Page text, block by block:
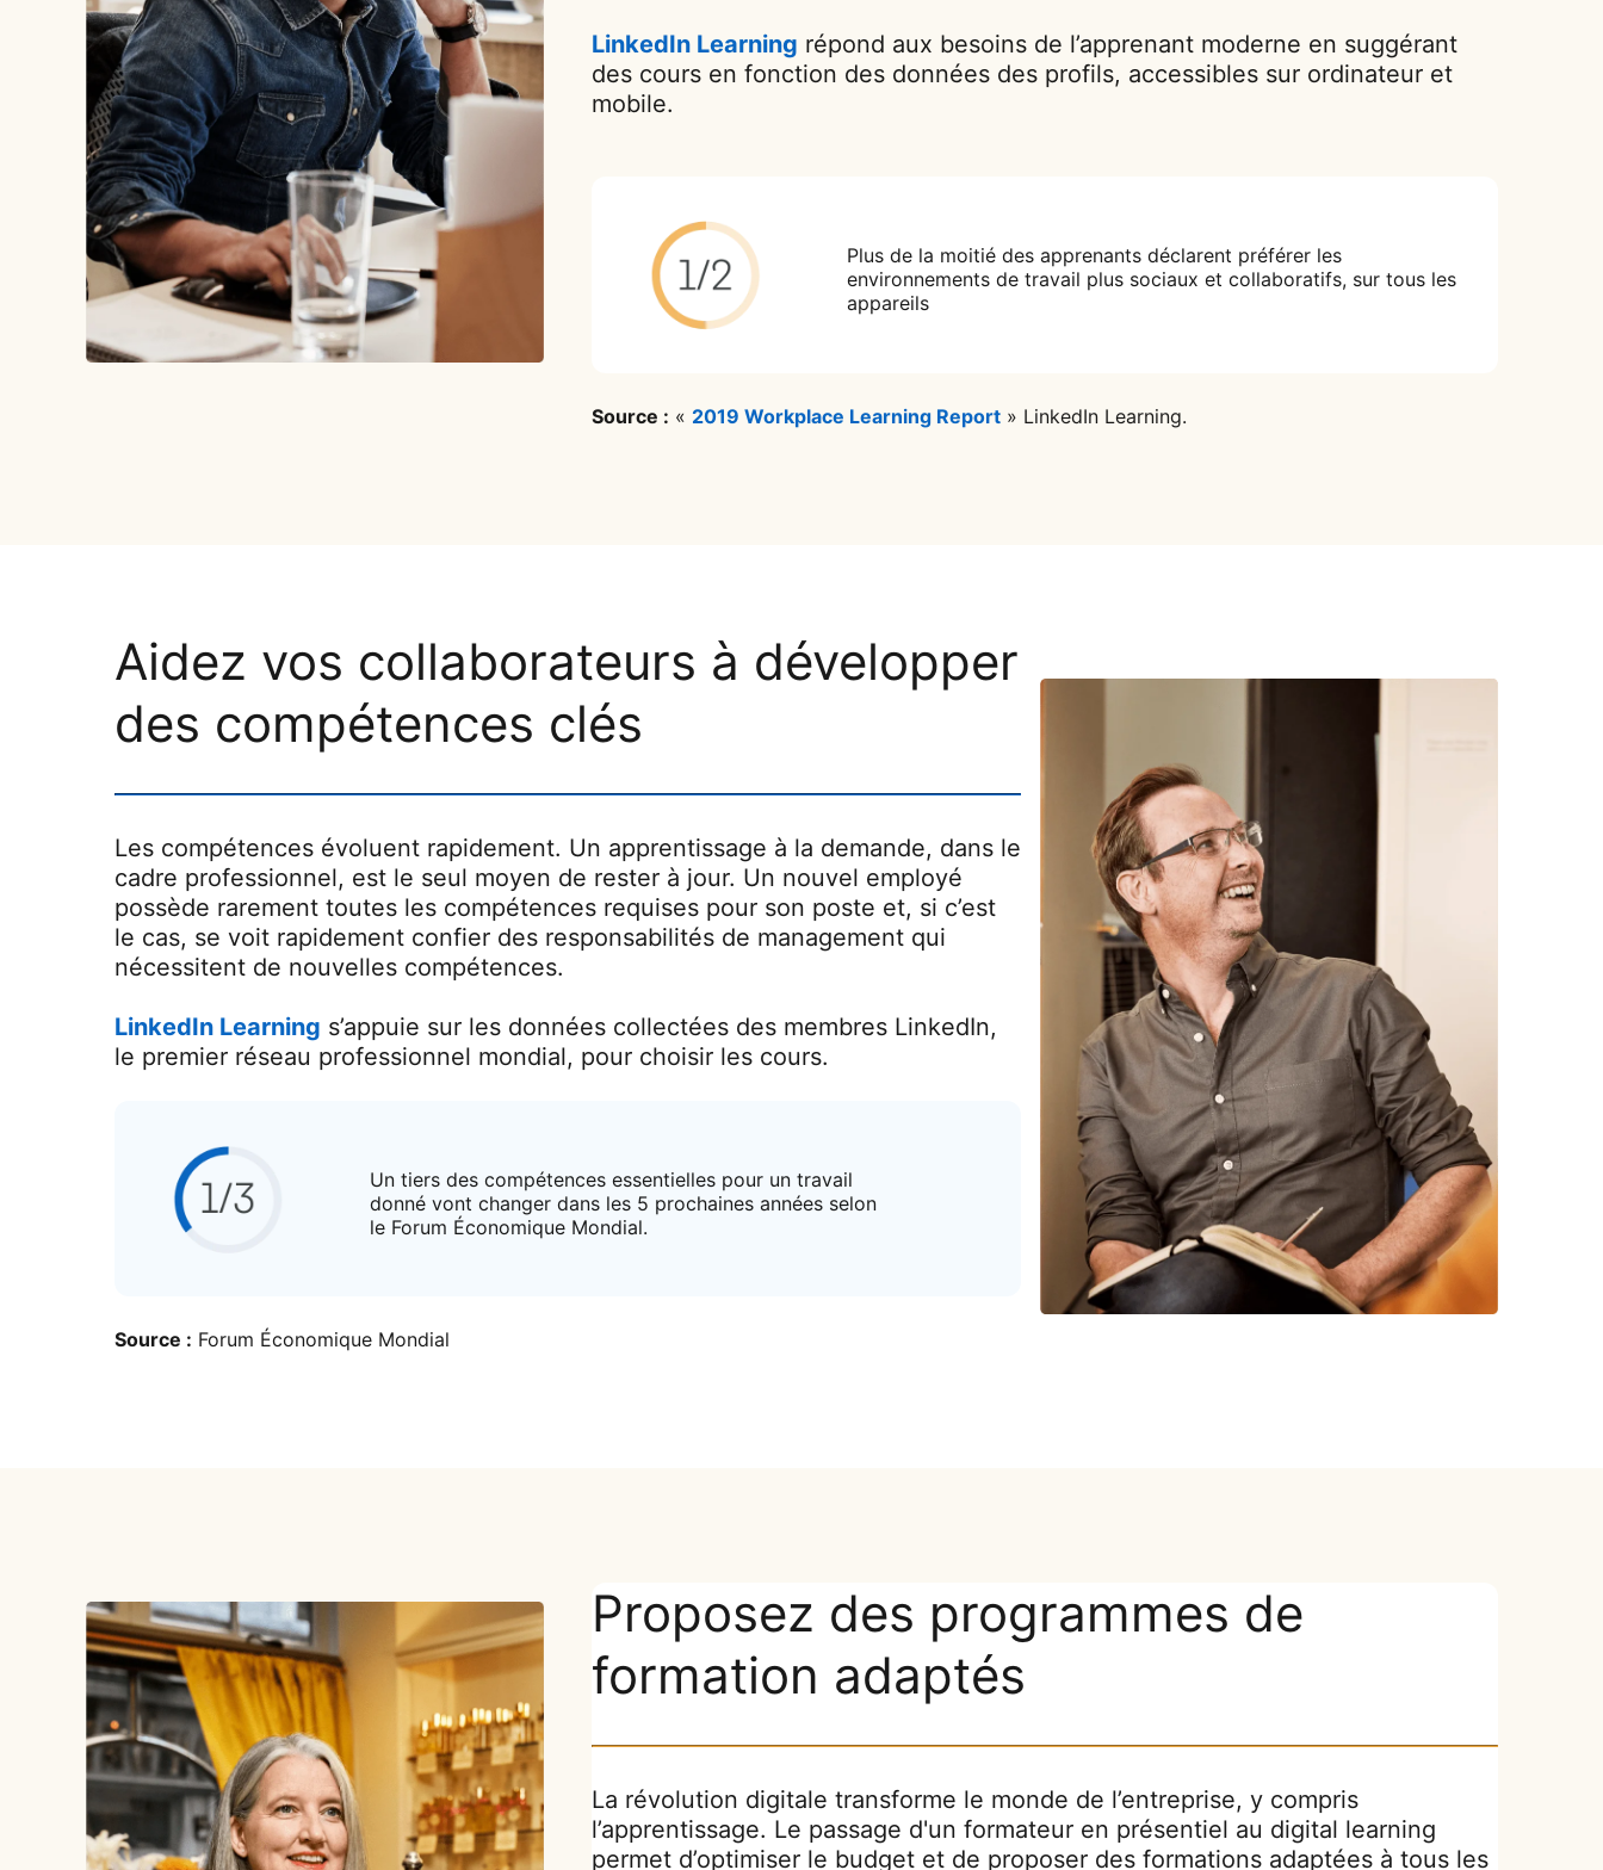
LinkedIn Learning répond aux besoins de l’apprenant moderne en suggérant
des cours en fonction des données des profils, accessibles sur ordinateur et
mobile.
Plus de la moitié des apprenants déclarent préférer les
environnements de travail plus sociaux et collaboratifs, sur tous les
appareils
Source : « 2019 Workplace Learning Report » LinkedIn Learning.
Aidez vos collaborateurs à développer
des compétences clés
Les compétences évoluent rapidement. Un apprentissage à la demande, dans le
cadre professionnel, est le seul moyen de rester à jour. Un nouvel employé
possède rarement toutes les compétences requises pour son poste et, si c’est
le cas, se voit rapidement confier des responsabilités de management qui
nécessitent de nouvelles compétences.
LinkedIn Learning s’appuie sur les données collectées des membres LinkedIn,
le premier réseau professionnel mondial, pour choisir les cours.
Un tiers des compétences essentielles pour un travail
donné vont changer dans les 5 prochaines années selon
le Forum Économique Mondial.
Source : Forum Économique Mondial
Proposez des programmes de
formation adaptés
La révolution digitale transforme le monde de l’entreprise, y compris
l’apprentissage. Le passage d'un formateur en présentiel au digital learning
permet d’optimiser le budget et de proposer des formations adaptées à tous les